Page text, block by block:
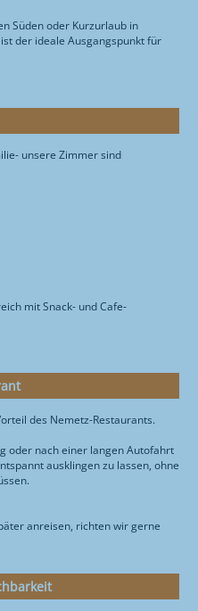
Süden oder Kurzurlaub in
der ideale Ausgangspunkt für
unsere Zimmer sind
mit Snack- und Cafe-
des Nemetz-Restaurants.
oder nach einer langen Autofahrt
ausklingen zu lassen, ohne
anreisen, richten wir gerne